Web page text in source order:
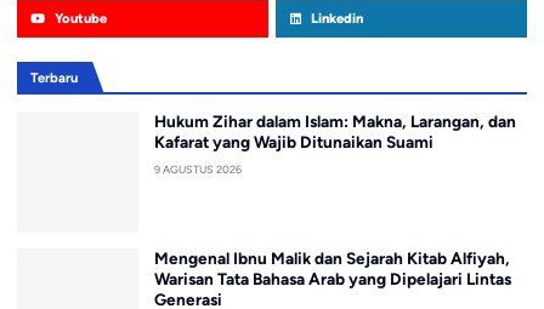
Youtube Linkedin
Terbaru
Hukum Zihar dalam Islam: Makna, Larangan, dan
Kafarat yang Wajib Ditunaikan Suami
9 AGUSTUS 2026
Mengenal Ibnu Malik dan Sejarah Kitab Alfiyah,
Warisan Tata Bahasa Arab yang Dipelajari Lintas
Generasi